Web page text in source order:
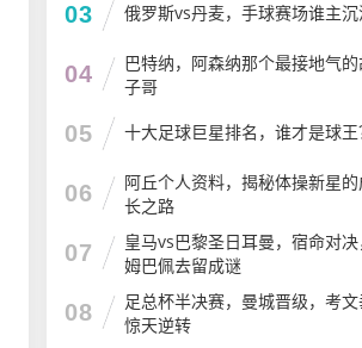
03 俄罗斯vs丹麦，手球赛场谁主
04
巴特纳，阿森纳那个最接地气的
子哥
05 十大足球巨星排名，谁才是球王
06
阿丘个人资料，揭秘体操新星
长之路
07
皇马vs巴黎圣日耳曼，宿命对决
姆巴佩去留成谜
08
足总杯半决赛，曼城晋级，考
惊天逆转